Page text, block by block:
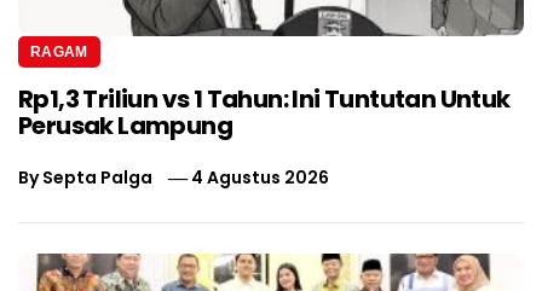
RAGAM
Rp1,3 Triliun vs 1 Tahun: Ini Tuntutan Untuk
Perusak Lampung
BySepta Palga 4 Agustus 2026